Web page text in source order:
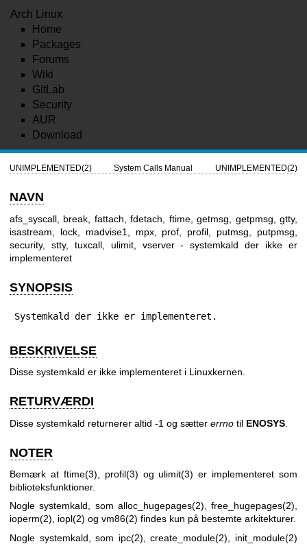
Arch Linux
Home
Packages
Forums
Wiki
GitLab
Security
AUR
Download
UNIMPLEMENTED(2) System Calls Manual UNIMPLEMENTED(2)
NAVN
afs_syscall, break, fattach, fdetach, ftime, getmsg, getpmsg, gtty,
isastream, lock, madvise1, mpx, prof, profil, putmsg, putpmsg,
security, stty, tuxcall, ulimit, vserver - systemkald der ikke er
implementeret
SYNOPSIS
Systemkald der ikke er implementeret.
BESKRIVELSE
Disse systemkald er ikke implementeret i Linuxkernen.
RETURVÆRDI
Disse systemkald returnerer altid -1 og sætter errno til ENOSYS
NOTER
Bemærk at ftime(3) profil(3) ogulimit(3) er implementeret som
biblioteksfunktioner.
Nogle systemkald, som alloc_hugepages(2), free_hugepages(2),
ioperm(2), iopl(2) og vm86(2) findes kun på bestemte arkitekturer.
Nogle systemkald, som ipc(2) ,create_module(2)
init_module(2)